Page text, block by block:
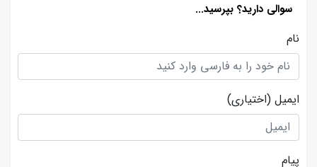
سوالی دارید؟ بپرسید...
نام
ایمیل (اختیاری)
پیام